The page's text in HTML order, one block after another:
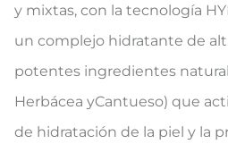
y mixtas, con la tecnología
un complejo hidratante de
potentes ingredientes
Herbácea yCantueso) que
de hidratación de la piel y la